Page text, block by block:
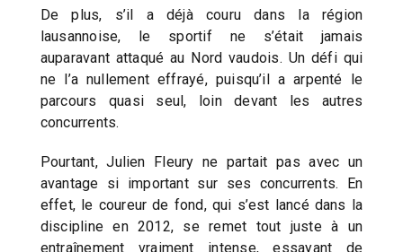
De plus, s’il a déjà couru dans la région
lausannoise, le sportif ne s’était jamais
auparavant attaqué au Nord vaudois. Un défi qui
ne l’a nullement effrayé, puisqu’il a arpenté le
parcours quasi seul, loin devant les autres
concurrents.
Pourtant, Julien Fleury ne partait pas avec un
avantage si important sur ses concurrents. En
effet, le coureur de fond, qui s’est lancé dans la
discipline en 2012, se remet tout juste à un
entraînement vraiment intense, essayant de